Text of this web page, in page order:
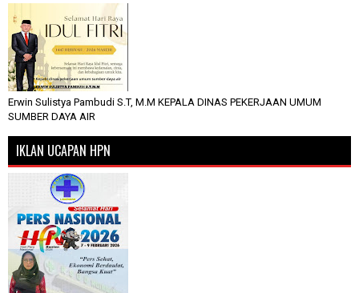
Erwin Sulistya Pambudi S.T, M.M KEPALA DINAS PEKERJAAN UMUM
SUMBER DAYA AIR
IKLAN UCAPAN HPN